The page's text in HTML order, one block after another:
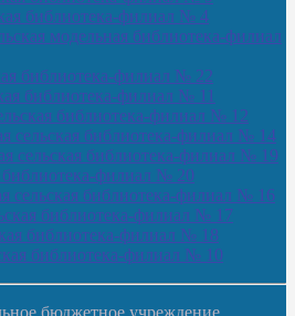
библиотека-филиал № 4
модельная библиотека-филиал
библиотека-филиал № 22
библиотека-филиал № 11
библиотека-филиал № 12
сельская библиотека-филиал № 14
сельская библиотека-филиал № 19
библиотека-филиал № 20
сельская библиотека-филиал № 16
библиотека-филиал № 17
библиотека-филиал № 18
библиотека-филиал № 10